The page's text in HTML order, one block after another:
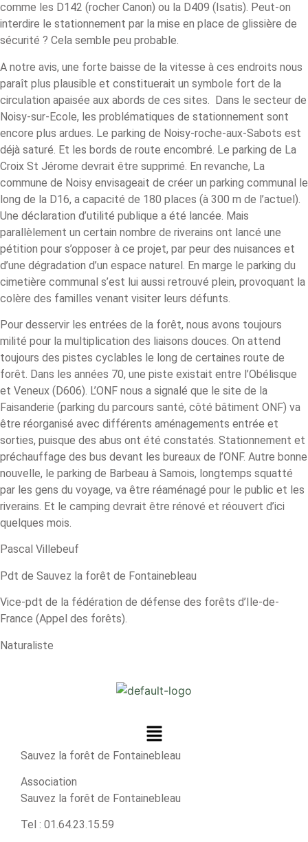
comme les D142 (rocher Canon) ou la D409 (Isatis). Peut-on
interdire le stationnement par la mise en place de glissière de
sécurité ? Cela semble peu probable.
A notre avis, une forte baisse de la vitesse à ces endroits nous
paraît plus plausible et constituerait un symbole fort de la
circulation apaisée aux abords de ces sites. Dans le secteur de
Noisy-sur-Ecole, les problématiques de stationnement sont
encore plus ardues. Le parking de Noisy-roche-aux-Sabots est
déjà saturé. Et les bords de route encombré. Le parking de La
Croix St Jérome devrait être supprimé. En revanche, La
commune de Noisy envisageait de créer un parking communal le
long de la D16, a capacité de 180 places (à 300 m de l’actuel).
Une déclaration d’utilité publique a été lancée. Mais
parallèlement un certain nombre de riverains ont lancé une
pétition pour s’opposer à ce projet, par peur des nuisances et
d’une dégradation d’un espace naturel. En marge le parking du
cimetière communal s’est lui aussi retrouvé plein, provoquant la
colère des familles venant visiter leurs défunts.
Pour desservir les entrées de la forêt, nous avons toujours
milité pour la multiplication des liaisons douces. On attend
toujours des pistes cyclables le long de certaines route de
forêt. Dans les années 70, une piste existait entre l’Obélisque
et Veneux (D606). L’ONF nous a signalé que le site de la
Faisanderie (parking du parcours santé, côté bâtiment ONF) va
être réorganisé avec différents aménagements entrée et
sorties, puisque des abus ont été constatés. Stationnement et
préchauffage des bus devant les bureaux de l’ONF. Autre bonne
nouvelle, le parking de Barbeau à Samois, longtemps squatté
par les gens du voyage, va être réaménagé pour le public et les
riverains. Et le camping devrait être rénové et réouvert d’ici
quelques mois.
Pascal Villebeuf
Pdt de Sauvez la forêt de Fontainebleau
Vice-pdt de la fédération de défense des forêts d’Ile-de-
France (Appel des forêts).
Naturaliste
Sauvez la forêt de Fontainebleau
Association
Sauvez la forêt de Fontainebleau
Tel : 01.64.23.15.59